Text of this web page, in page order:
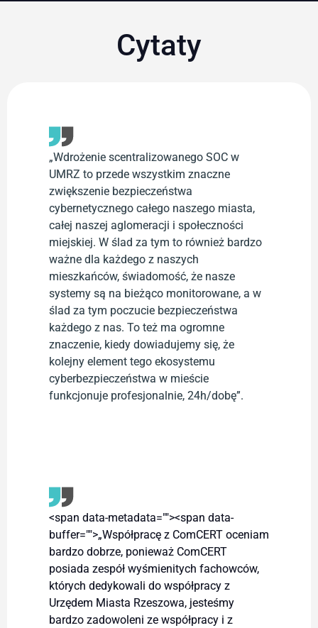
Cytaty
„Wdrożenie scentralizowanego SOC w
UMRZ to przede wszystkim znaczne
zwiększenie bezpieczeństwa
cybernetycznego całego naszego miasta,
całej naszej aglomeracji i społeczności
miejskiej. W ślad za tym to również bardzo
ważne dla każdego z naszych
mieszkańców, świadomość, że nasze
systemy są na bieżąco monitorowane, a w
ślad za tym poczucie bezpieczeństwa
każdego z nas. To też ma ogromne
znaczenie, kiedy dowiadujemy się, że
kolejny element tego ekosystemu
cyberbezpieczeństwa w mieście
funkcjonuje profesjonalnie, 24h/dobę”.
<span data-metadata=""><span data-
buffer="">„Współpracę z ComCERT oceniam
bardzo dobrze, ponieważ ComCERT
posiada zespół wyśmienitych fachowców,
których dedykowali do współpracy z
Urzędem Miasta Rzeszowa, jesteśmy
bardzo zadowoleni ze współpracy i z